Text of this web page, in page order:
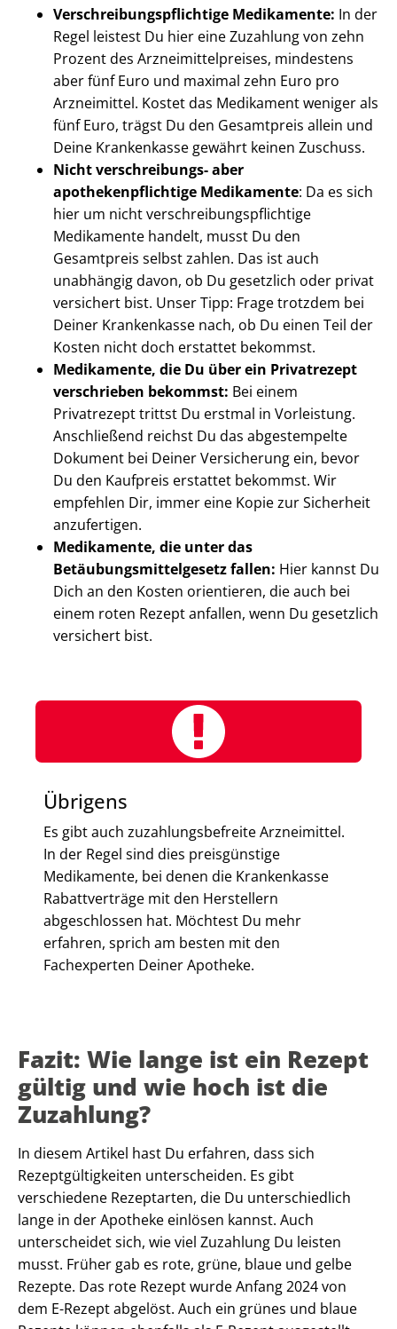
Verschreibungspflichtige Medikamente: In der
Regel leistest Du hier eine Zuzahlung von zehn
Prozent des Arzneimittelpreises, mindestens
aber fünf Euro und maximal zehn Euro pro
Arzneimittel. Kostet das Medikament weniger als
fünf Euro, trägst Du den Gesamtpreis allein und
Deine Krankenkasse gewährt keinen Zuschuss.
Nicht verschreibungs- aber
apothekenpflichtige Medikamente: Da es sich
hier um nicht verschreibungspflichtige
Medikamente handelt, musst Du den
Gesamtpreis selbst zahlen. Das ist auch
unabhängig davon, ob Du gesetzlich oder privat
versichert bist. Unser Tipp: Frage trotzdem bei
Deiner Krankenkasse nach, ob Du einen Teil der
Kosten nicht doch erstattet bekommst.
Medikamente, die Du über ein Privatrezept
verschrieben bekommst: Bei einem
Privatrezept trittst Du erstmal in Vorleistung.
Anschließend reichst Du das abgestempelte
Dokument bei Deiner Versicherung ein, bevor
Du den Kaufpreis erstattet bekommst. Wir
empfehlen Dir, immer eine Kopie zur Sicherheit
anzufertigen.
Medikamente, die unter das
Betäubungsmittelgesetz fallen: Hier kannst Du
Dich an den Kosten orientieren, die auch bei
einem roten Rezept anfallen, wenn Du gesetzlich
versichert bist.
Übrigens
Es gibt auch zuzahlungsbefreite Arzneimittel.
In der Regel sind dies preisgünstige
Medikamente, bei denen die Krankenkasse
Rabattverträge mit den Herstellern
abgeschlossen hat. Möchtest Du mehr
erfahren, sprich am besten mit den
Fachexperten Deiner Apotheke.
Fazit: Wie lange ist ein Rezept
gültig und wie hoch ist die
Zuzahlung?
In diesem Artikel hast Du erfahren, dass sich
Rezeptgültigkeiten unterscheiden. Es gibt
verschiedene Rezeptarten, die Du unterschiedlich
lange in der Apotheke einlösen kannst. Auch
unterscheidet sich, wie viel Zuzahlung Du leisten
musst. Früher gab es rote, grüne, blaue und gelbe
Rezepte. Das rote Rezept wurde Anfang 2024 von
dem E-Rezept abgelöst. Auch ein grünes und blaue